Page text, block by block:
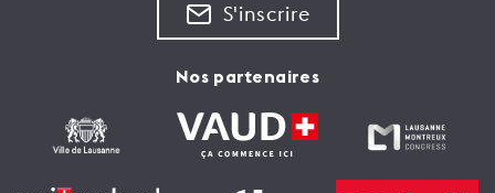
S'inscrire
Nos partenaires